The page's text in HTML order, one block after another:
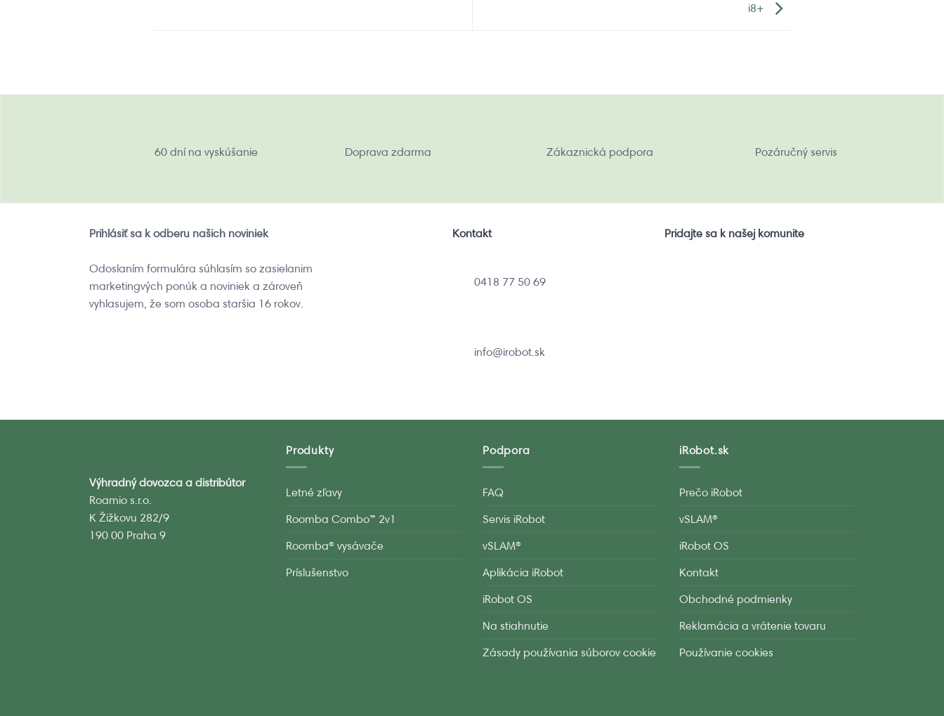
i8+
60 dní na vyskúšanie Doprava zdarma Zákaznická podpora Pozáručný servis
Prihlásiť sa k odberu našich noviniek
Odoslaním formulára súhlasím so zasielanim
marketingvých ponúk a noviniek a zároveň
vyhlasujem, že som osoba staršia 16 rokov.
Kontakt
0418 77 50 69
info@irobot.sk
Pridajte sa k našej komunite
Výhradný dovozca a distribútor
Roamio s.r.o.
K Žižkovu 282/9
190 00 Praha 9
Produkty
Letné zľavy
Roomba Combo™ 2v1
Roomba® vysávače
Príslušenstvo
Podpora
FAQ
Servis iRobot
vSLAM®
Aplikácia iRobot
iRobot OS
Na stiahnutie
Zásady používania súborov cookie
iRobot.sk
Prečo iRobot
vSLAM®
iRobot OS
Kontakt
Obchodné podmienky
Reklamácia a vrátenie tovaru
Používanie cookies